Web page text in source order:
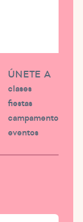
ÚNETE A
clases
fiestas
campamento
eventos